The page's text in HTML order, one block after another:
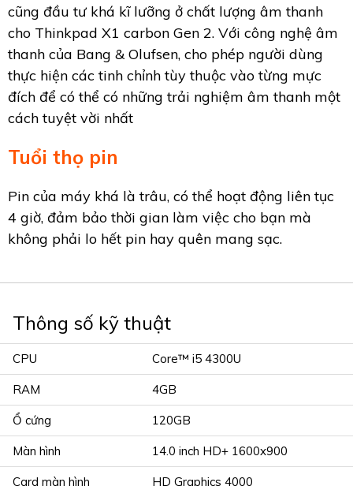
cũng đầu tư khá kĩ lưỡng ở chất lượng âm thanh
cho Thinkpad X1 carbon Gen 2. Với công nghệ âm
thanh của Bang & Olufsen, cho phép người dùng
thực hiện các tinh chỉnh tùy thuộc vào từng mực
đích để có thể có những trải nghiệm âm thanh một
cách tuyệt vời nhất
Tuổi thọ pin
Pin của máy khá là trâu, có thể hoạt động liên tục
4 giờ, đảm bảo thời gian làm việc cho bạn mà
không phải lo hết pin hay quên mang sạc.
Thông số kỹ thuật
CPU Core™ i5 4300U
RAM 4GB
Ổ cứng 120GB
Màn hình 14.0 inch HD+ 1600x900
Card màn hình HD Graphics 4000